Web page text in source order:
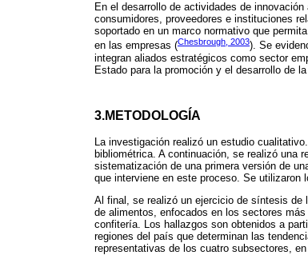
En el desarrollo de actividades de innovación
consumidores, proveedores e instituciones
soportado en un marco normativo que
en las empresas (Chesbrough, 2003). Se
integran aliados estratégicos como sector
Estado para la promoción y el desarrollo de la
3.METODOLOGÍA
La investigación realizó un estudio
bibliométrica. A continuación, se realizó una
sistematización de una primera versión de
que interviene en este proceso. Se utilizaron
Al final, se realizó un ejercicio de síntesis de
de alimentos, enfocados en los sectores
confitería. Los hallazgos son obtenidos a
regiones del país que determinan las
representativas de los cuatro subsectores,